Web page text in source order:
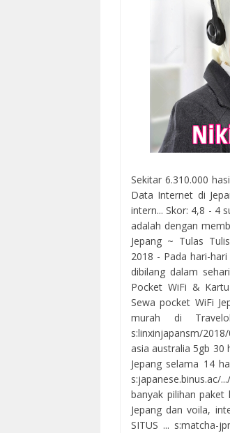
Sekitar 6.310.000
Data Internet di
intern... Skor: 4,8 - ‎4
adalah dengan
Jepang ~ Tulas
2018 - Pada hari-
dibilang dalam
Pocket WiFi &
Sewa pocket WiFi
murah di
s:linxinjapansm/
asia australia 5gb 30
Jepang selama 14
banyak pilihan
Jepang dan voila,
SITUS ... s:matcha-